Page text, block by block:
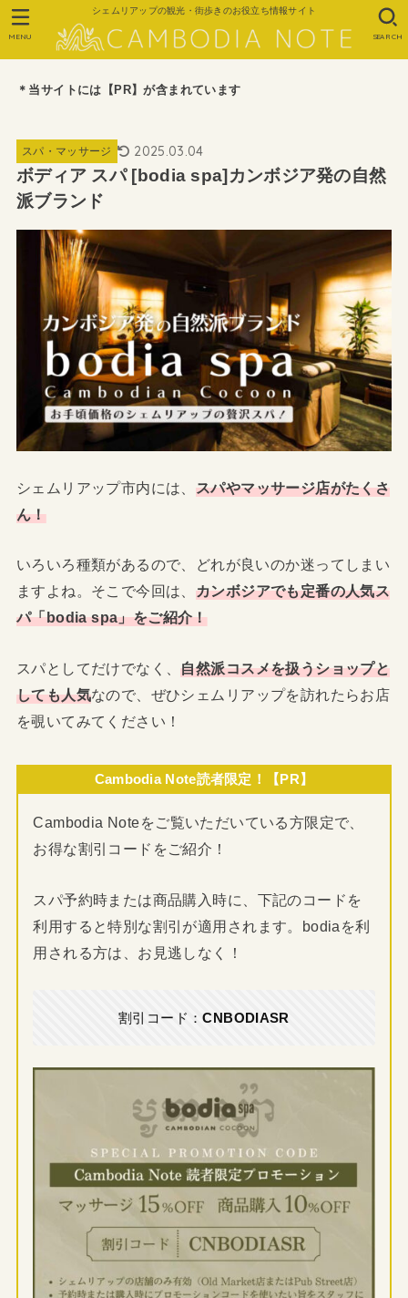
シェムリアップの観光・街歩きのお役立ち情報サイト
SEARCH
MENU
＊当サイトには【PR】が含まれています
スパ・マッサージ 2025.03.04
ボディア スパ [bodia spa]カンボジア発の自然
派ブランド
シェムリアップ市内には、 スパやマッサージ店がたくさ
ん！
いろいろ種類があるので、どれが良いのか迷ってしまい
ますよね。そこで今回は、 カンボジアでも定番の人気ス
パ「bodia spa」をご紹介！
スパとしてだけでなく、自然派コスメを扱うショップと
しても人気なので、ぜひシェムリアップを訪れたらお店
を覗いてみてください！
Cambodia Note読者限定！【PR】
Cambodia Noteをご覧いただいている方限定で、
お得な割引コードをご紹介！
スパ予約時または商品購入時に、下記のコードを
利用すると特別な割引が適用されます。bodiaを利
用される方は、お見逃しなく！
割引コード：CNBODIASR